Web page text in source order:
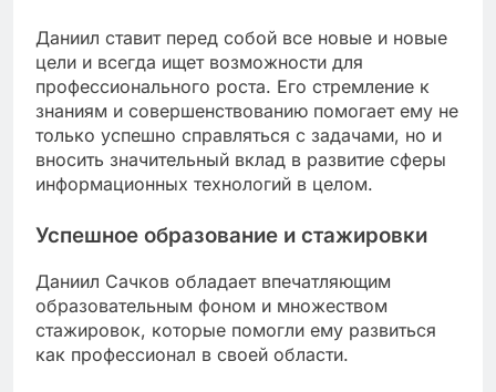
Даниил ставит перед собой все новые и новые
цели и всегда ищет возможности для
профессионального роста. Его стремление к
знаниям и совершенствованию помогает ему не
только успешно справляться с задачами, но и
вносить значительный вклад в развитие сферы
информационных технологий в целом.
Успешное образование и стажировки
Даниил Сачков обладает впечатляющим
образовательным фоном и множеством
стажировок, которые помогли ему развиться
как профессионал в своей области.